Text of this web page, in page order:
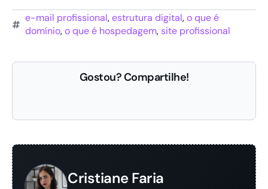
e-mail profissional,estrutura digital,o que é
domínio,o que é hospedagem, site profissional
Gostou? Compartilhe!
Cristiane Faria